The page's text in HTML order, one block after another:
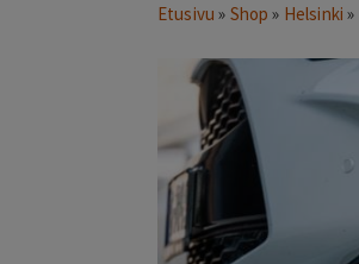
Etusivu » Shop » Helsinki »